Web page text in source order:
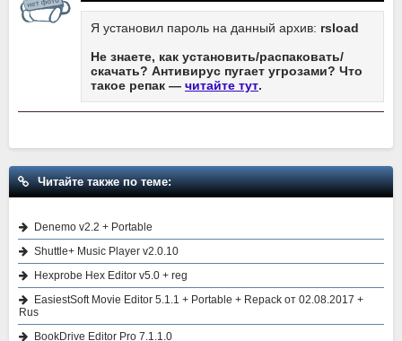
Я установил пароль на данный архив: rsload
Не знаете, как установить/распаковать/
скачать? Антивирус пугает угрозами? Что
такое репак — читайте тут.
Читайте также по теме:
Denemo v2.2 + Portable
Shuttle+ Music Player v2.0.10
Hexprobe Hex Editor v5.0 + reg
EasiestSoft Movie Editor 5.1.1 + Portable + Repack от 02.08.2017 +
Rus
BookDrive Editor Pro 7.1.1.0